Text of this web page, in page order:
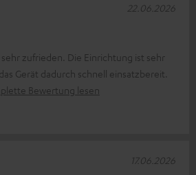
sehr zufrieden. Die Einrichtung ist sehr
Gerät dadurch schnell einsatzbereit.
Bewertung lesen
22.06.2026
17.06.2026